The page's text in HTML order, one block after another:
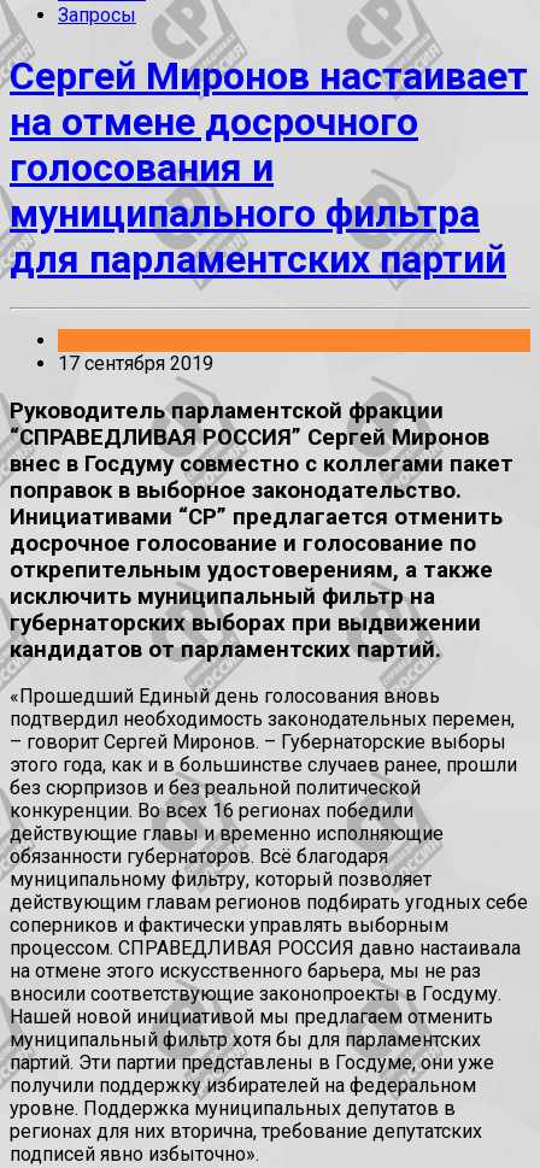
Запросы
Сергей Миронов настаивает
на отмене досрочного
голосования и
муниципального фильтра
для парламентских партий
17 сентября 2019
Руководитель парламентской фракции
“СПРАВЕДЛИВАЯ РОССИЯ” Сергей Миронов
внес в Госдуму совместно с коллегами пакет
поправок в выборное законодательство.
Инициативами “СР” предлагается отменить
досрочное голосование и голосование по
открепительным удостоверениям, а также
исключить муниципальный фильтр на
губернаторских выборах при выдвижении
кандидатов от парламентских партий.
«Прошедший Единый день голосования вновь
подтвердил необходимость законодательных перемен,
– говорит Сергей Миронов. – Губернаторские выборы
этого года, как и в большинстве случаев ранее, прошли
без сюрпризов и без реальной политической
конкуренции. Во всех 16 регионах победили
действующие главы и временно исполняющие
обязанности губернаторов. Всё благодаря
муниципальному фильтру, который позволяет
действующим главам регионов подбирать угодных себе
соперников и фактически управлять выборным
процессом. СПРАВЕДЛИВАЯ РОССИЯ давно настаивала
на отмене этого искусственного барьера, мы не раз
вносили соответствующие законопроекты в Госдуму.
Нашей новой инициативой мы предлагаем отменить
муниципальный фильтр хотя бы для парламентских
партий. Эти партии представлены в Госдуме, они уже
получили поддержку избирателей на федеральном
уровне. Поддержка муниципальных депутатов в
регионах для них вторична, требование депутатских
подписей явно избыточно».